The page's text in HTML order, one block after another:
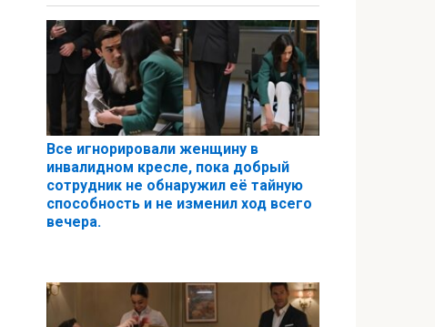
Все игнорировали женщину в
инвалидном кресле, пока добрый
сотрудник не обнаружил её тайную
способность и не изменил ход всего
вечера.